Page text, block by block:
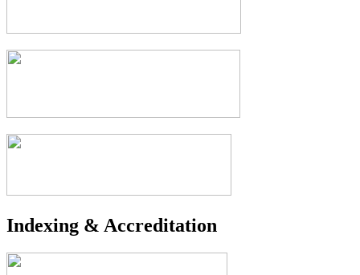
Indexing & Accreditation